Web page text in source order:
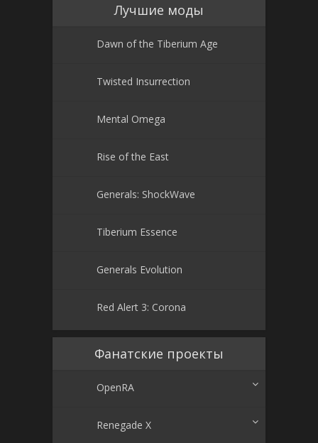
Лучшие моды
Dawn of the Tiberium Age
Twisted Insurrection
Mental Omega
Rise of the East
Generals: ShockWave
Tiberium Essence
Generals Evolution
Red Alert 3: Corona
Фанатские проекты
OpenRA
Renegade X